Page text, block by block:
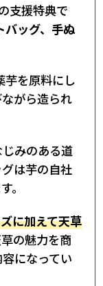
支援特典で
バッグ、手ぬ
芋を原料にし
がら造られ
みのある道
は芋の自社
。
に加えて天草
の魅力を商
になってい